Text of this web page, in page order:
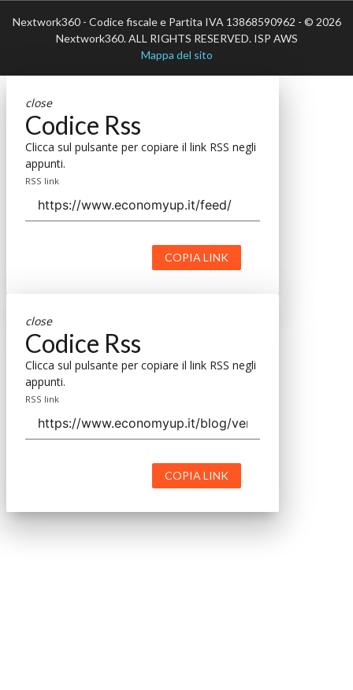
Nextwork360 - Codice fiscale e Partita IVA 13868590962 - © 2026
Nextwork360. ALL RIGHTS RESERVED. ISP AWS
Mappa del sito
close
Codice Rss
Clicca sul pulsante per copiare il link RSS negli
appunti.
RSS link
COPIA LINK
close
Codice Rss
Clicca sul pulsante per copiare il link RSS negli
appunti.
RSS link
COPIA LINK